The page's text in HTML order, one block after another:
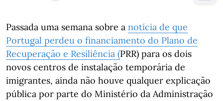
Passada uma semana sobre a notícia de que
Portugal perdeu o financiamento do Plano de
Recuperação e Resiliência (PRR) para os dois
novos centros de instalação temporária de
imigrantes, ainda não houve qualquer explicação
pública por parte do Ministério da Administração